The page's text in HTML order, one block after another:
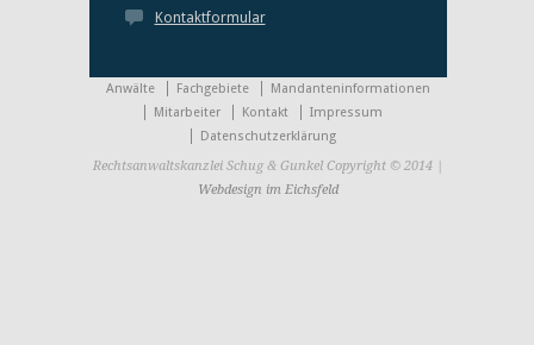
Kontaktformular
Anwälte Fachgebiete
Mandanteninformationen
Mitarbeiter
Kontakt
Impressum
Datenschutzerklärung
Rechtsanwaltskanzlei Schug & Gunkel Copyright © 2014 |
Webdesign im Eichsfeld